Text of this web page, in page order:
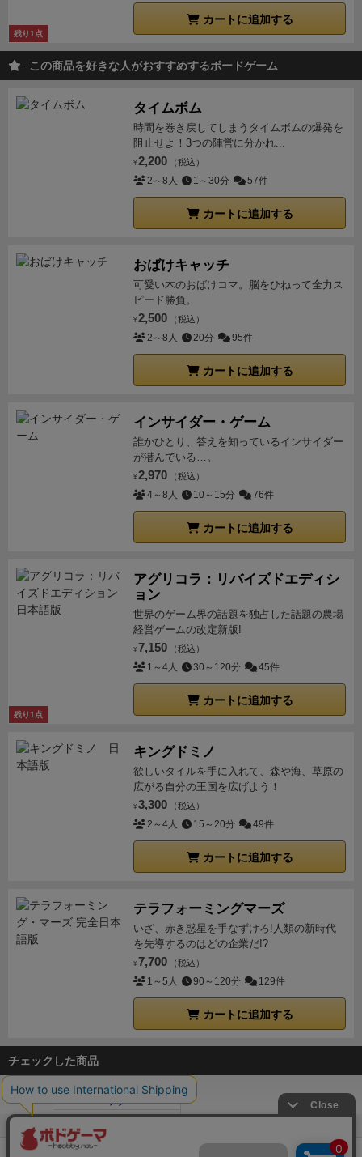
形で終始悩ませてくれます。うまくはまると一度に３
つ＋αのプロファイル結果を得ることができたりする
ある：ソロプレイヤー的には必須。得点に応じて8段
138点が最高。上から3番目です。
る:最初は90点とかでした。何回かやって押さえるべき
所がわかってくると如実に得点に反映されます。楽し
気になった点・特に事件が解決されるわけじゃな
い：最初に書いたとおり、街の未解決事件解消にどれ
だけ貢献できたかなので、ピンポイントで事件解決と
かはないです。ちょっと残念。集めたリソースが一定
う。 ・サイコロが小さい：ごめんなさいわがままで
す。プレイ時は違うダイスに差し替えてます。 ・ダイ
スボード/プロファイリングボードがちょっと大きい：
ごめんなさいこれもわがままです。もうちょい小さく
てもよかったかな。ということで、がっつり事件解決
を求めると期待外れになってしまいますが、フレーバ
ましいゲームでした。私はソロプレイしかしていませ
んが、複数人だとダウンタイムえぐそうな気もします
が、マイルストーンの早どりや能力の違いよるプレイ
スタイルとか興味あります。どなたか複数人プレイの
レビューあげてください（笑 ソロプレイヤーで紙ペン
好きな方は1度やってみてください。おすすめです。
残り1点
カートに追加する
この商品を好きな人がおすすめするボードゲーム
タイムボム
時間を巻き戻してしまうタイムボムの爆発を
阻止せよ！3つの陣営に分かれ...
¥ 2,200 （税込）
2～8人 1～30分 57件
カートに追加する
おばけキャッチ
可愛い木のおばけコマ。脳をひねって全力ス
ピード勝負。
¥ 2,500 （税込）
2～8人 20分 95件
カートに追加する
インサイダー・ゲーム
誰かひとり、答えを知っているインサイダー
が潜んでいる…。
¥ 2,970 （税込）
4～8人 10～15分 76件
カートに追加する
残り1点
アグリコラ：リバイズドエディシ
ョン
世界のゲーム界の話題を独占した話題の農場
経営ゲームの改定新版!
¥ 7,150 （税込）
1～4人 30～120分 45件
カートに追加する
キングドミノ
欲しいタイルを手に入れて、森や海、草原の
広がる自分の王国を広げよう！
¥ 3,300 （税込）
2～4人 15～20分 49件
カートに追加する
テラフォーミングマーズ
いざ、赤き惑星を手なずけろ!人類の新時代
を先導するのはどの企業だ!?
¥ 7,700 （税込）
1～5人 90～120分 129件
カートに追加する
チェックした商品